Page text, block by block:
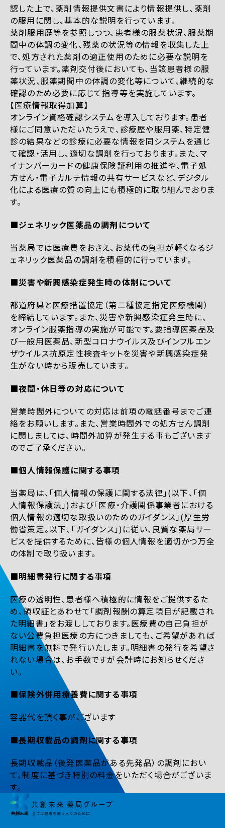
認した上で、薬剤情報提供文書により情報提供し、薬剤
の服用に関し、基本的な説明を行っています。
薬剤服用歴等を参照しつつ、患者様の服薬状況、服薬期
間中の体調の変化、残薬の状況等の情報を収集した上
で、処方された薬剤の適正使用のために必要な説明を
行っています。薬剤交付後においても、当該患者様の服
薬状況、服薬期間中の体調の変化等について、継続的な
確認のため必要に応じて指導等を実施しています。
【医療情報取得加算】
オンライン資格確認システムを導入しております。患者
様にご同意いただいたうえで、診療歴や服用薬、特定健
診の結果などの診療に必要な情報を同システムを通じ
て確認・活用し、適切な調剤を行っております。また、マ
イナンバーカードの健康保険証利用の推進や、電子処
方せん・電子カルテ情報の共有サービスなど、デジタル
化による医療の質の向上にも積極的に取り組んでおりま
す。
■ジェネリック医薬品の調剤について
当薬局では医療費をおさえ、お薬代の負担が軽くなるジ
ェネリック医薬品の調剤を積極的に行っています。
■災害や新興感染症発生時の体制について
都道府県と医療措置協定（第二種協定指定医療機関）
を締結しています。また、災害や新興感染症発生時に、
オンライン服薬指導の実施が可能です。要指導医薬品及
び一般用医薬品、新型コロナウイルス及びインフルエン
ザウイルス抗原定性検査キットを災害や新興感染症発
生がない時から販売しています。
■夜間・休日等の対応について
営業時間外についての対応は前項の電話番号までご連
絡をお願いします。また、営業時間外での処方せん調剤
に関しましては、時間外加算が発生する事もございます
のでご了承ください。
■個人情報保護に関する事項
当薬局は、「個人情報の保護に関する法律」(以下、「個
人情報保護法」)および「医療・介護関係事業者における
個人情報の適切な取扱いのためのガイダンス」(厚生労
働省策定。以下、「ガイダンス」)に従い、良質な薬局サー
ビスを提供するために、皆様の個人情報を適切かつ万全
の体制で取り扱います。
■明細書発行に関する事項
医療の透明性、患者様へ積極的に情報をご提供するた
め、領収証とあわせて「調剤報酬の算定項目が記載され
た明細書」をお渡ししております。医療費の自己負担が
ない公費負担医療の方につきましても、ご希望があれば
明細書を無料で発行いたします。明細書の発行を希望さ
れない場合は、お手数ですが会計時にお知らせくださ
い。
■保険外併用療養費に関する事項
容器代を頂く事がございます
■長期収載品の調剤に関する事項
長期収載品（後発医薬品がある先発品）の調剤におい
て、制度に基づき特別の料金をいただく場合がございま
す。